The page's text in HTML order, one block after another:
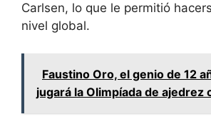
Carlsen, lo que le permitió
nivel global.
Faustino Oro, el genio de 12
jugará la Olimpíada de ajedrez